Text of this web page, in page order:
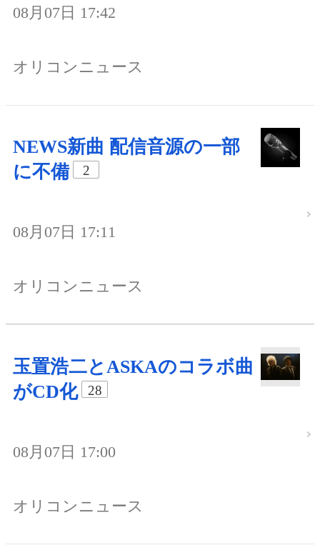
08月07日 17:42
オリコンニュース
NEWS新曲 配信音源の一部
に不備
2
08月07日 17:11
オリコンニュース
玉置浩二とASKAのコラボ曲
がCD化
28
08月07日 17:00
オリコンニュース